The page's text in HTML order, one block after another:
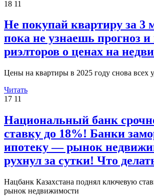
18 11
Не покупай квартиру за 3
пока не узнаешь прогноз
риэлторов о ценах на
Цены на квартиры в 2025 году снова всех
Читать
17 11
Национальный банк
ставку до 18%! Банки
ипотеку — рынок
рухнул за сутки! Что
Нацбанк Казахстана поднял ключевую
рынок недвижимости